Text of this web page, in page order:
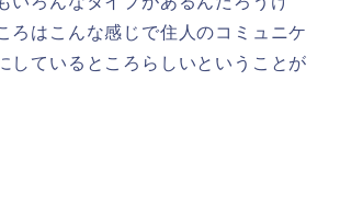
ろはこんな感じで住人のコミュニケ
しているところらしいということが